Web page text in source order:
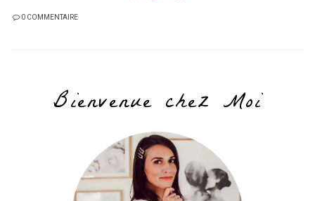
0 COMMENTAIRE
Bienvenue chez Moi